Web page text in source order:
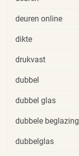
deuren online
dikte
drukvast
dubbel
dubbel glas
dubbele beglazing
dubbelglas